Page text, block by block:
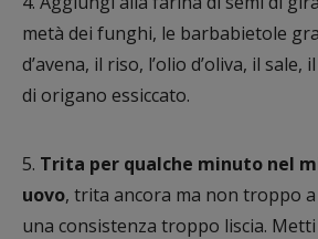
metà dei funghi, le barbabietole
d’avena, il riso, l’olio d’oliva, il sale,
di origano essiccato.
5. Trita per qualche minuto nel
uovo, trita ancora ma non troppo
una consistenza troppo liscia.